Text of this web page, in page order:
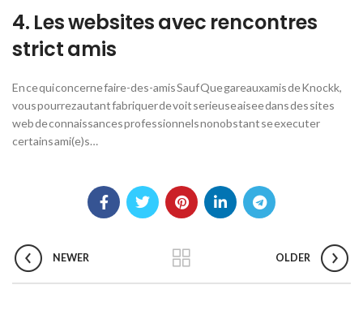
4. Les websites avec rencontres
strict amis
En ce qui concerne faire-des-amis Sauf Que gareauxamis de Knockk,
vous pourrez autant fabriquer de voit serieuse aisee dans des sites
web de connaissances professionnels nonobstant se executer
certains ami(e)s…
NEWER OLDER